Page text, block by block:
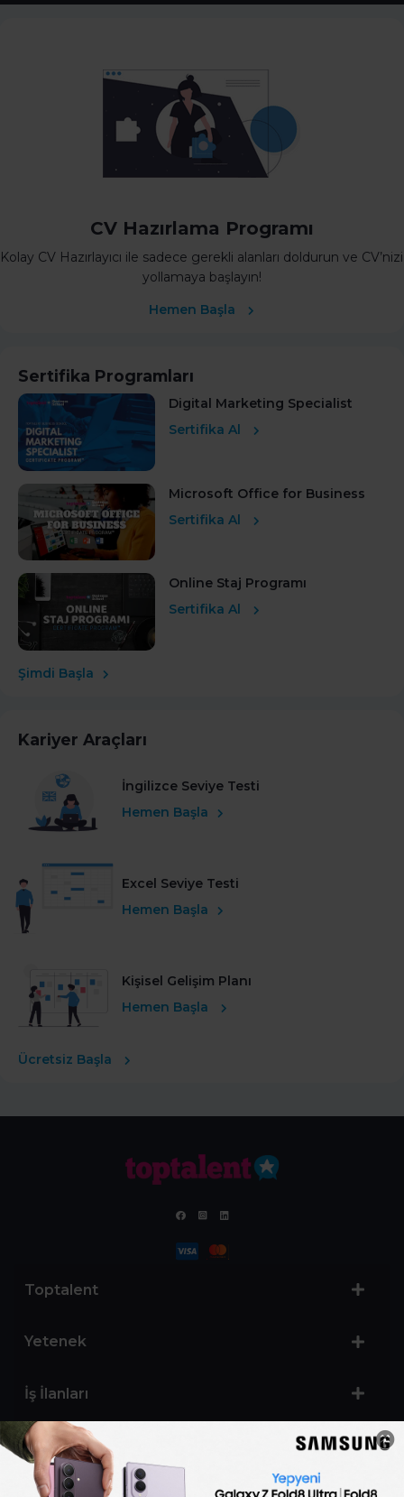
CV Hazırlama Programı
Kolay CV Hazırlayıcı ile sadece gerekli alanları doldurun ve CV’nizi
yollamaya başlayın!
Hemen Başla
Sertifika Programları
Digital Marketing Specialist
Sertifika Al
Microsoft Office for Business
Sertifika Al
Online Staj Programı
Sertifika Al
Şimdi Başla
Kariyer Araçları
İngilizce Seviye Testi
Hemen Başla
Excel Seviye Testi
Hemen Başla
Kişisel Gelişim Planı
Hemen Başla
Ücretsiz Başla
Toptalent
Yetenek
İş İlanları
Sertifika Programları